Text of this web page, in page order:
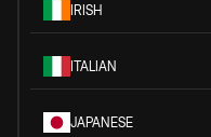
IRISH
ITALIAN
JAPANESE